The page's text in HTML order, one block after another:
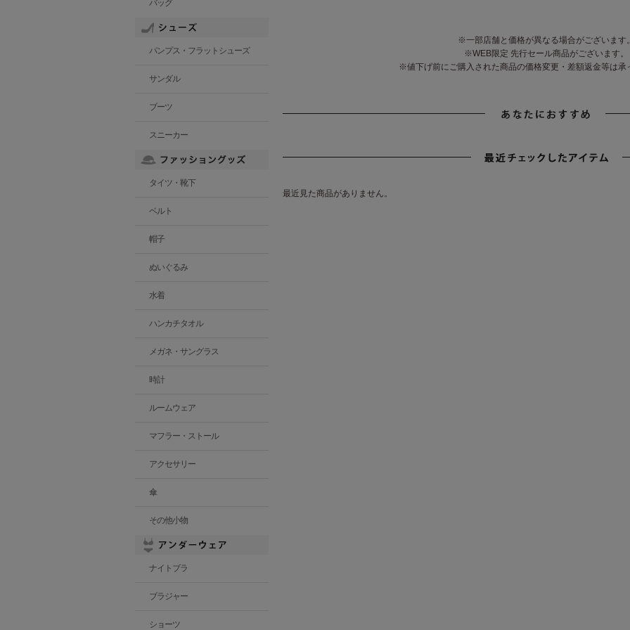
※一部店舗と価格が異なる場合がございます。
※WEB限定 先行セール商品がございます。
※値下げ前にご購入された商品の価格変更・差額返金等は承
最近見た商品がありません。
バッグ
パンプス・フラットシューズ
サンダル
ブーツ
スニーカー
タイツ・靴下
ベルト
帽子
ぬいぐるみ
水着
ハンカチタオル
メガネ・サングラス
時計
ルームウェア
マフラー・ストール
アクセサリー
傘
その他小物
ナイトブラ
ブラジャー
ショーツ